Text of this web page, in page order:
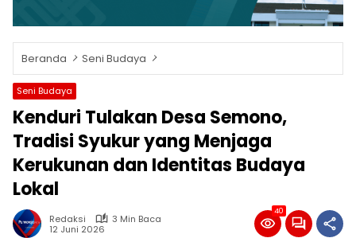
Beranda Seni Budaya
Seni Budaya
Kenduri Tulakan Desa Semono,
Tradisi Syukur yang Menjaga
Kerukunan dan Identitas Budaya
Lokal
Redaksi
3 Min Baca
12 Juni 2026
40